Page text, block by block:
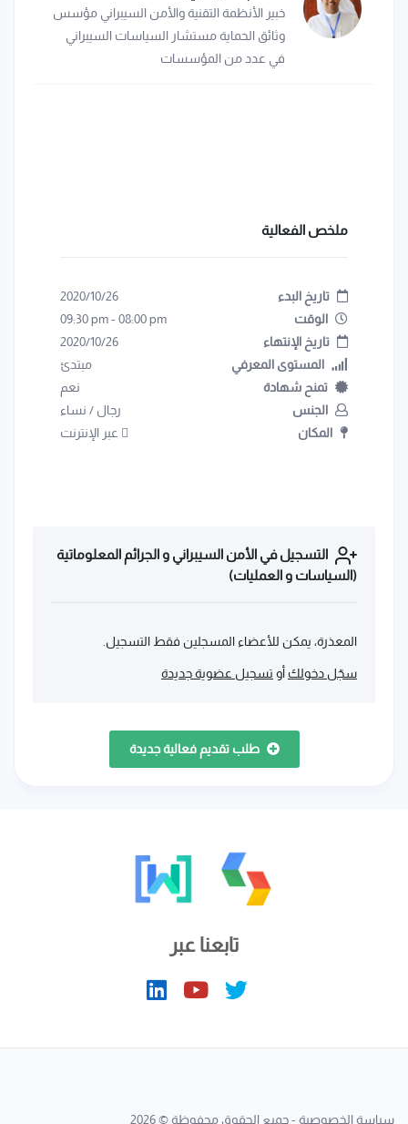
خبير الأنظمة التقنية والأمن السيبراني مؤسس
وثائق الحماية مستشار السياسات السيبراني
في عدد من المؤسسات
ملخص الفعالية
تاريخ البدء
2020/10/26
الوقت
08:00 pm
-
09:30 pm
تاريخ الإنتهاء
2020/10/26
المستوى المعرفي
مبتدئ
تمنح شهادة
نعم
الجنس
رجال / نساء
المكان
عبر الإنترنت
التسجيل في الأمن السيبراني و الجرائم المعلوماتية
(السياسات و العمليات)
المعذرة، يمكن للأعضاء المسجلين فقط التسجيل.
سجّل دخولك أو تسجيل عضوية جديدة
طلب تقديم فعالية جديدة
تابعنا عبر
سياسة الخصوصية - جميع الحقوق محفوظة © 2026